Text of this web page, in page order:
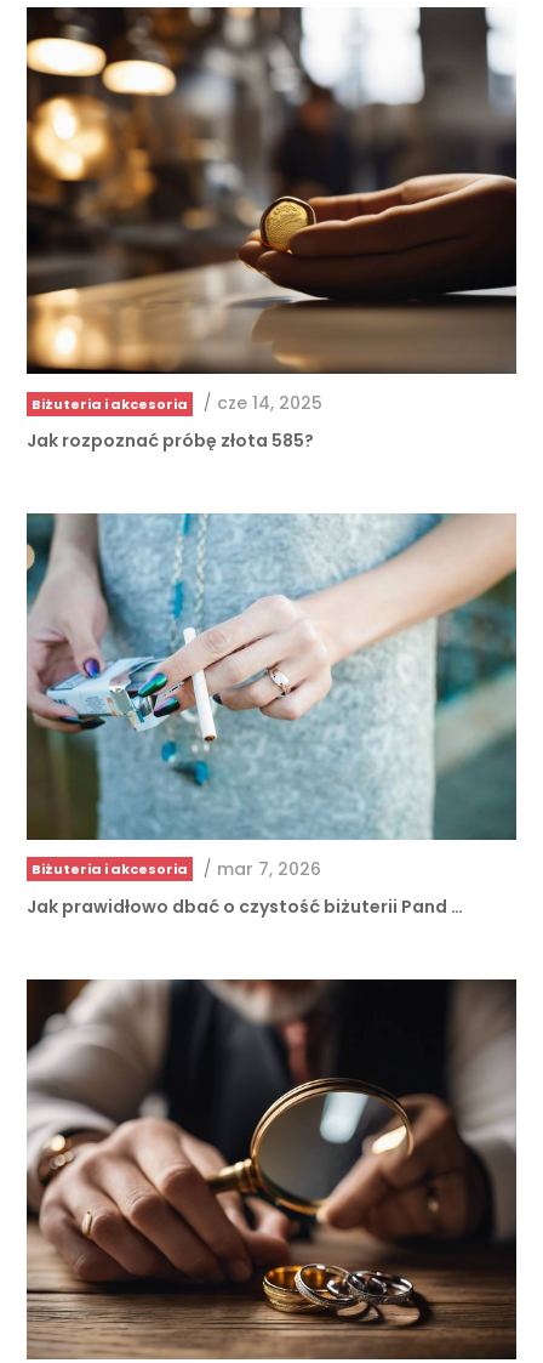
Biżuteria i akcesoria / cze 14, 2025
Jak rozpoznać próbę złota 585?
Biżuteria i akcesoria
mar 7, 2026
Jak prawidłowo dbać o czystość biżuterii Pand …
Biżuteria i akcesoria /
sie 16, 2025